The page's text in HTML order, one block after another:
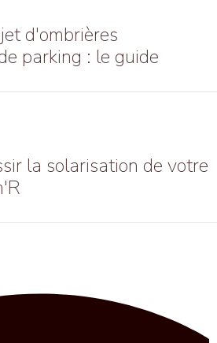
d'ombrières
parking : le guide
la solarisation de votre